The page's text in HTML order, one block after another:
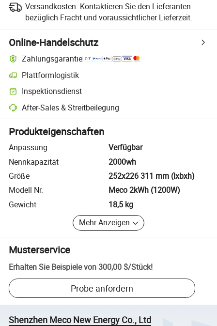
Versandkosten: Kontaktieren Sie den Lieferanten
bezüglich Fracht und voraussichtlicher Lieferzeit.
Online-Handelschutz
Zahlungsgarantie
Plattformlogistik
Klarere Sendungsverfolgung mit plattformunterstützter Logistik
Inspektionsdienst
Optionale Vorabinspektion zur Überprüfung von Qualität und Menge
After-Sales & Streitbeilegung
Plattformgestützte Streitbeilegung, einschließlich Rückerstattungen
Produkteigenschaften
Anpassung
Verfügbar
Nennkapazität
2000wh
Größe
252x226 311 mm (lxbxh)
Modell Nr.
Meco 2kWh (1200W)
Gewicht
18,5 kg
Mehr Anzeigen
Musterservice
Erhalten Sie Beispiele von300,00 $/Stück!
Probe anfordern
Shenzhen Meco New Energy Co., Ltd